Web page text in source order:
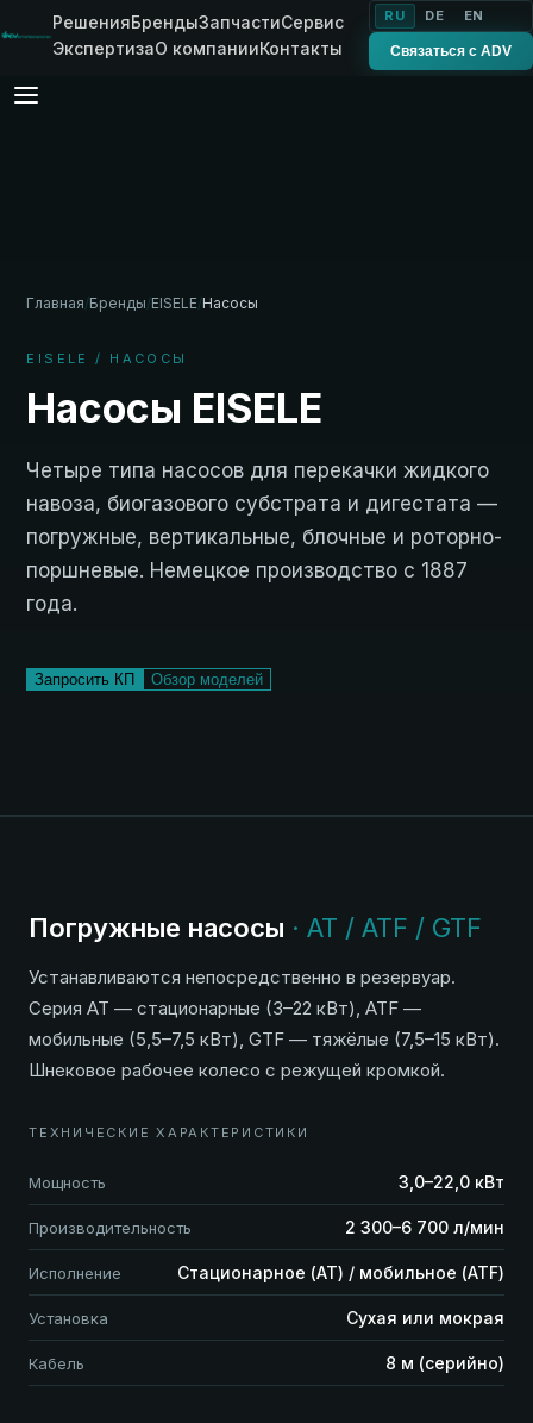
РешенияБрендыЗапчастиСервис
ЭкспертизаО компанииКонтакты
RU DE EN
Связаться с ADV
Главная/Бренды/EISELE/Насосы
EISELE / НАСОСЫ
Насосы EISELE
Четыре типа насосов для перекачки жидкого
навоза, биогазового субстрата и дигестата —
погружные, вертикальные, блочные и роторно-
поршневые. Немецкое производство с 1887
года.
Запросить КП Обзор моделей
Погружные насосы · AT / ATF / GTF
Устанавливаются непосредственно в резервуар.
Серия AT — стационарные (3–22 кВт), ATF —
мобильные (5,5–7,5 кВт), GTF — тяжёлые (7,5–15 кВт).
Шнековое рабочее колесо с режущей кромкой.
ТЕХНИЧЕСКИЕ ХАРАКТЕРИСТИКИ
Мощность 3,0–22,0 кВт
Производительность 2 300–6 700 л/мин
Исполнение Стационарное (AT) / мобильное (ATF)
Установка Сухая или мокрая
Кабель 8 м (серийно)